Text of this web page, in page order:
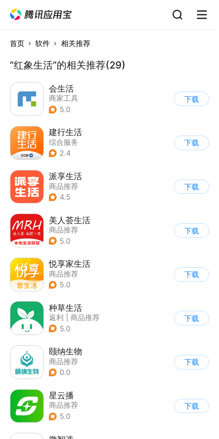
首页 软件 相关推荐
“红象生活”的相关推荐(29)
会生活
商家工具
5.0
下载
建行生活
综合服务
2.4
下载
派享生活
商品推荐
4.5
下载
美人荟生活
商品推荐
5.0
下载
悦享家生活
商品推荐
5.0
下载
种草生活
返利
商品推荐
5.0
下载
颐纳生物
商品推荐
0.0
下载
星云播
商品推荐
5.0
下载